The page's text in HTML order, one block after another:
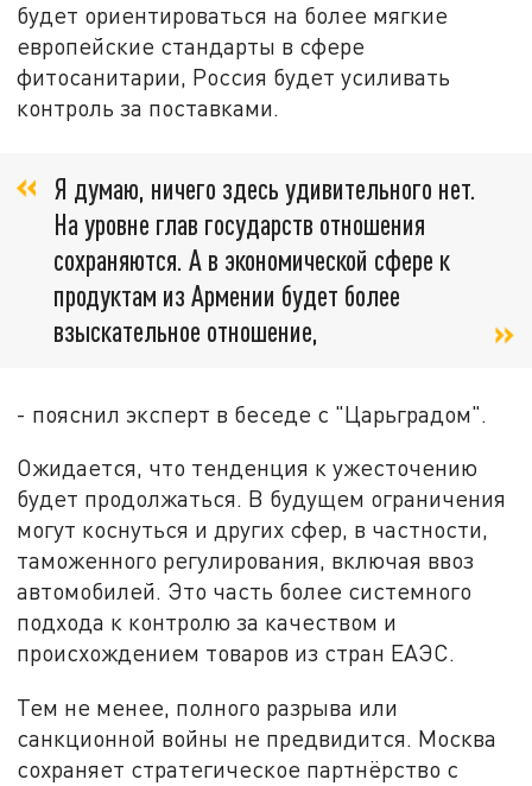
будет ориентироваться на более мягкие
европейские стандарты в сфере
фитосанитарии, Россия будет усиливать
контроль за поставками.
Я думаю, ничего здесь удивительного нет.
На уровне глав государств отношения
сохраняются. А в экономической сфере к
продуктам из Армении будет более
взыскательное отношение,
- пояснил эксперт в беседе с "Царьградом".
Ожидается, что тенденция к ужесточению
будет продолжаться. В будущем ограничения
могут коснуться и других сфер, в частности,
таможенного регулирования, включая ввоз
автомобилей. Это часть более системного
подхода к контролю за качеством и
происхождением товаров из стран ЕАЭС.
Тем не менее, полного разрыва или
санкционной войны не предвидится. Москва
сохраняет стратегическое партнёрство с